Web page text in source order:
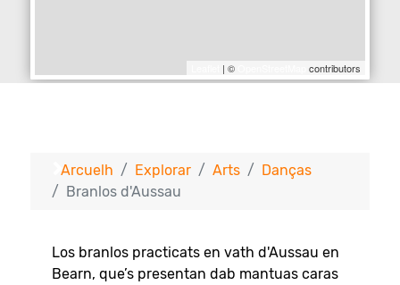
| © contributors
Arcuelh Explorar Arts
Danças
Branlos d'Aussau
Los branlos practicats en vath d'Aussau en
Bearn, que’s presentan dab mantuas caras